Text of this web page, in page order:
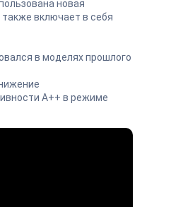
новая
включает в себя
в моделях прошлого
А++ в режиме